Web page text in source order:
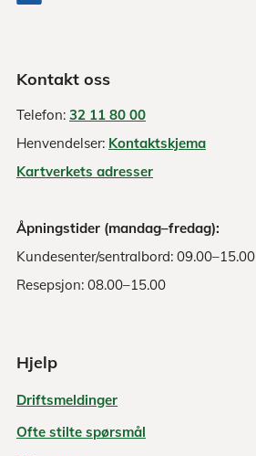
Kontakt oss
Telefon: 32 11 80 00
Henvendelser: Kontaktskjema
Kartverkets adresser
Åpningstider (mandag–fredag):
Kundesenter/sentralbord: 09.00–15.00
Resepsjon: 08.00–15.00
Hjelp
Driftsmeldinger
Ofte stilte spørsmål